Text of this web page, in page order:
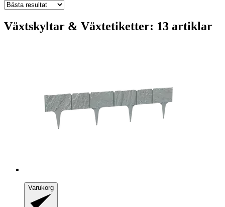
Växtskyltar & Växtetiketter: 13 artiklar
Varukorg